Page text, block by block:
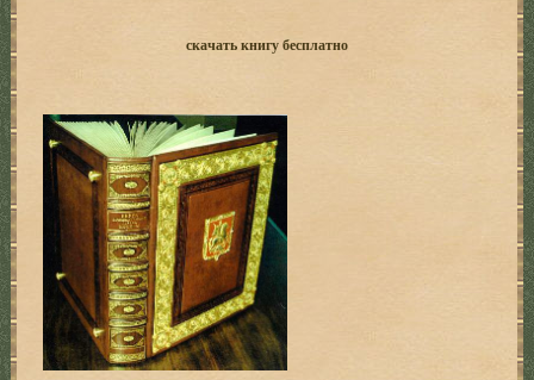
скачать книгу бесплатно